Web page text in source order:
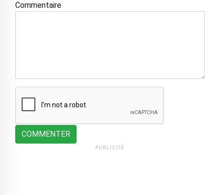
Commentaire
COMMENTER
PUBLICITÉ